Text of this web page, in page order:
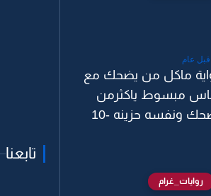
قبل عام
ماكل من يضحك مع
مبسوط ياكثرمن
ونفسه حزينه -10
روايات_غرام
تابعنا